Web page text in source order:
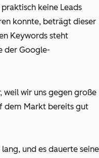
keine Leads
konnte, beträgt dieser
Keywords steht
der Google-
weil wir uns gegen große
dem Markt bereits gut
und es dauerte seine